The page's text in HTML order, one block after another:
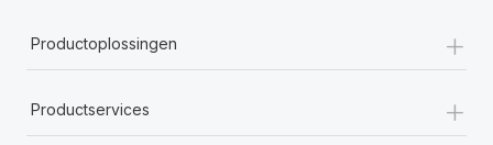
Productoplossingen +
Productservices +